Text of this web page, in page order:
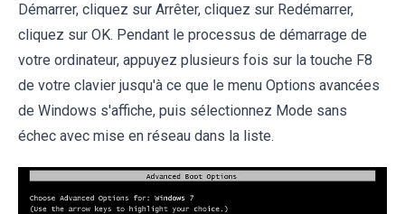
Démarrer, cliquez sur Arrêter, cliquez sur Redémarrer,
cliquez sur OK. Pendant le processus de démarrage de
votre ordinateur, appuyez plusieurs fois sur la touche F8
de votre clavier jusqu'à ce que le menu Options avancées
de Windows s'affiche, puis sélectionnez Mode sans
échec avec mise en réseau dans la liste.